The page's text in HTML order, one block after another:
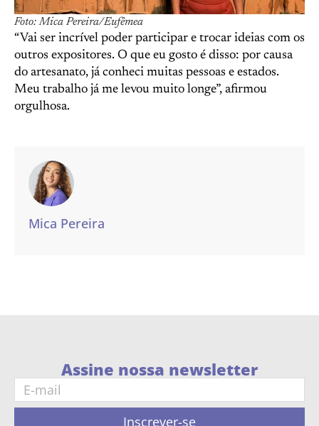
Foto: Mica Pereira/Eufêmea
“Vai ser incrível poder participar e trocar ideias com os
outros expositores. O que eu gosto é disso: por causa
do artesanato, já conheci muitas pessoas e estados.
Meu trabalho já me levou muito longe”, afirmou
orgulhosa.
Mica Pereira
Assine nossa newsletter
Inscrever-se